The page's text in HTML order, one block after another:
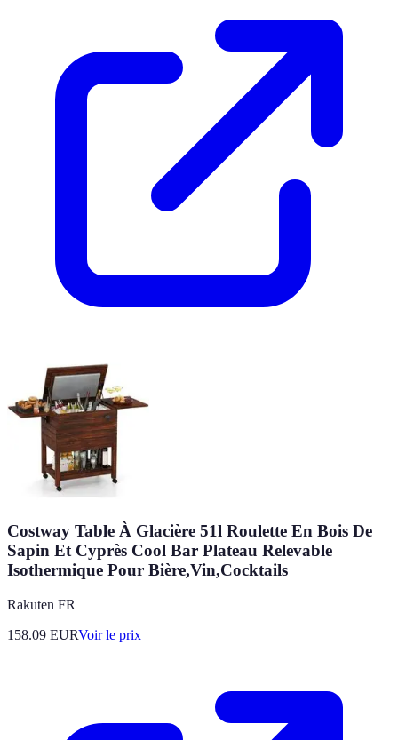
Costway Table À Glacière 51l Roulette En Bois De
Sapin Et Cyprès Cool Bar Plateau Relevable
Isothermique Pour Bière,Vin,Cocktails
Rakuten FR
158.09 EURVoir le prix